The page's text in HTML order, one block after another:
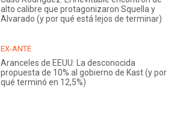
alto calibre que protagonizaron Squella y
Alvarado (y por qué está lejos de terminar)
EX-ANTE
Aranceles de EEUU: La desconocida
propuesta de 10% al gobierno de Kast (y por
qué terminó en 12,5%)